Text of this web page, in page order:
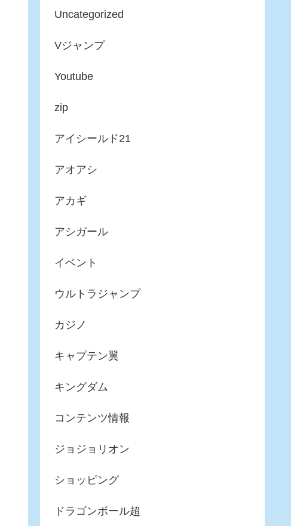
Uncategorized
Vジャンプ
Youtube
zip
アイシールド21
アオアシ
アカギ
アシガール
イベント
ウルトラジャンプ
カジノ
キャプテン翼
キングダム
コンテンツ情報
ジョジョリオン
ショッピング
ドラゴンボール超